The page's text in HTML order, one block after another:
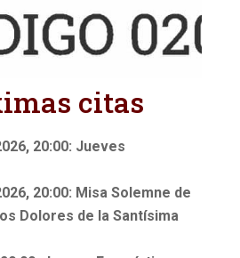
citas
20:00: Jueves
20:00: Misa Solemne de
Dolores de la Santísima